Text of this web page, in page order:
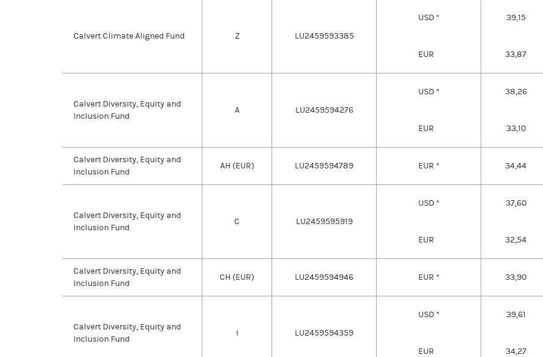
Calvert Climate Aligned Fund Z LU2459593385
USD *
EUR
39,15
33,87
Calvert Diversity, Equity and
Inclusion Fund
A LU2459594276
USD *
EUR
38,26
33,10
Calvert Diversity, Equity and
Inclusion Fund
AH (EUR) LU2459594789 EUR * 34,44
Calvert Diversity, Equity and
Inclusion Fund
C LU2459595919
USD *
EUR
37,60
32,54
Calvert Diversity, Equity and
Inclusion Fund
CH (EUR) LU2459594946 EUR * 33,90
Calvert Diversity, Equity and
Inclusion Fund
I LU2459594359
USD *
EUR
39,61
34,27